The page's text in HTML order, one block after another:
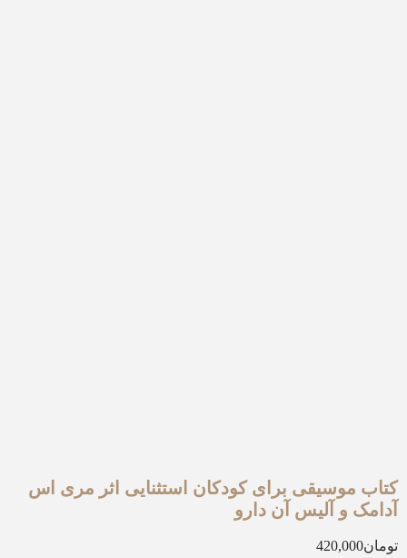
کتاب موسیقی برای کودکان استثنایی اثر مری اس
آدامک و آلیس آن دارو
تومان420,000